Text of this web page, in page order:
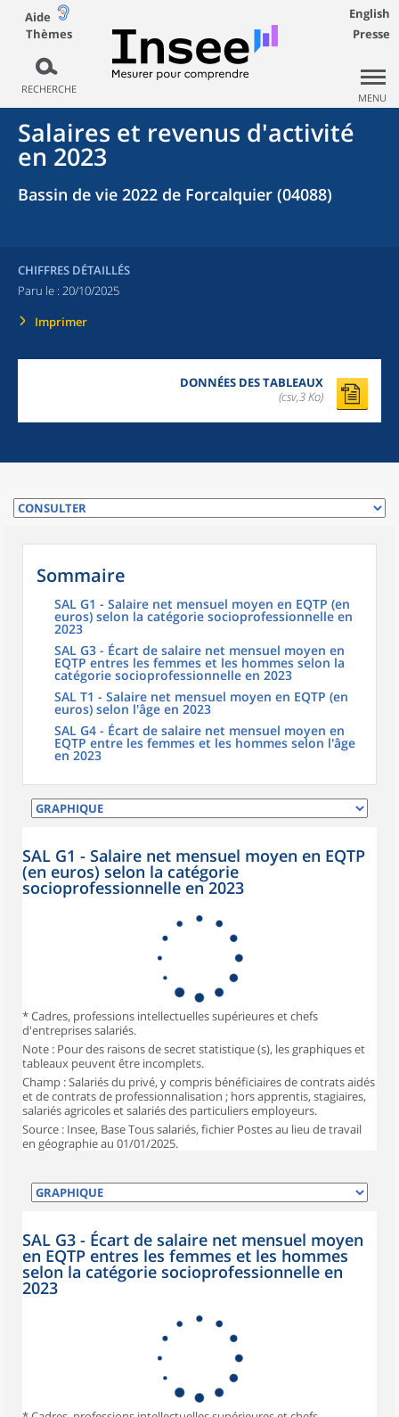
Aide
Thèmes
RECHERCHE
English
Presse
MENU
Salaires et revenus d'activité
en 2023
Bassin de vie 2022 de Forcalquier (04088)
CHIFFRES DÉTAILLÉS
Paru le : 20/10/2025
Imprimer
DONNÉES DES TABLEAUX
(csv,3 Ko)
Sommaire
SAL G1 - Salaire net mensuel moyen en EQTP (en
euros) selon la catégorie socioprofessionnelle en
2023
SAL G3 - Écart de salaire net mensuel moyen en
EQTP entres les femmes et les hommes selon la
catégorie socioprofessionnelle en 2023
SAL T1 - Salaire net mensuel moyen en EQTP (en
euros) selon l'âge en 2023
SAL G4 - Écart de salaire net mensuel moyen en
EQTP entre les femmes et les hommes selon l'âge
en 2023
SAL G1 - Salaire net mensuel moyen en EQTP
(en euros) selon la catégorie
socioprofessionnelle en 2023
* Cadres, professions intellectuelles supérieures et chefs
d'entreprises salariés.
Note : Pour des raisons de secret statistique (s), les graphiques et
tableaux peuvent être incomplets.
Champ : Salariés du privé, y compris bénéficiaires de contrats aidés
et de contrats de professionnalisation ; hors apprentis, stagiaires,
salariés agricoles et salariés des particuliers employeurs.
Source : Insee, Base Tous salariés, fichier Postes au lieu de travail
en géographie au 01/01/2025.
SAL G3 - Écart de salaire net mensuel moyen
en EQTP entres les femmes et les hommes
selon la catégorie socioprofessionnelle en
2023